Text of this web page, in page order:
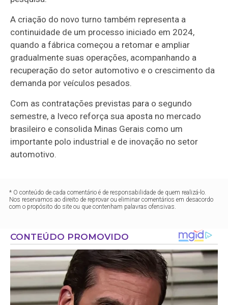
A criação do novo turno também representa a
continuidade de um processo iniciado em 2024,
quando a fábrica começou a retomar e ampliar
gradualmente suas operações, acompanhando a
recuperação do setor automotivo e o crescimento da
demanda por veículos pesados.
Com as contratações previstas para o segundo
semestre, a Iveco reforça sua aposta no mercado
brasileiro e consolida Minas Gerais como um
importante polo industrial e de inovação no setor
automotivo.
* O conteúdo de cada comentário é de responsabilidade de quem realizá-lo.
Nos reservamos ao direito de reprovar ou eliminar comentários em desacordo
com o propósito do site ou que contenham palavras ofensivas.